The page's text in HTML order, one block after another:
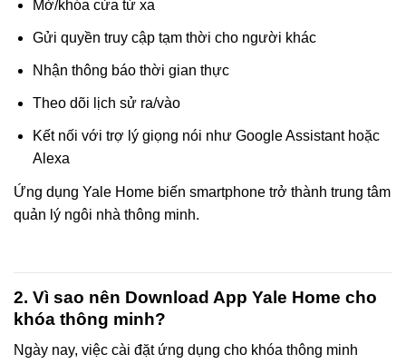
Mở/khóa cửa từ xa
Gửi quyền truy cập tạm thời cho người khác
Nhận thông báo thời gian thực
Theo dõi lịch sử ra/vào
Kết nối với trợ lý giọng nói như Google Assistant hoặc
Alexa
Ứng dụng Yale Home biến smartphone trở thành trung tâm
quản lý ngôi nhà thông minh.
2. Vì sao nên Download App Yale Home cho
khóa thông minh?
Ngày nay, việc cài đặt ứng dụng cho khóa thông minh